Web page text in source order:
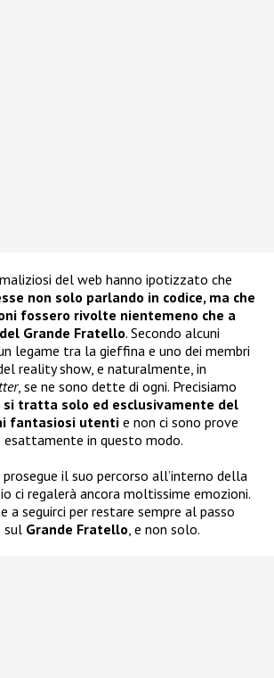
del web hanno ipotizzato che
non solo parlando in codice, ma che
fossero rivolte nientemeno che a
Grande Fratello. Secondo alcuni
legame tra la gieffina e uno dei membri
reality show, e naturalmente, in
, se ne sono dette di ogni. Precisiamo
si tratta solo ed esclusivamente del
fantasiosi utenti e non ci sono prove
esattamente in questo modo.
prosegue il suo percorso all’interno della
ci regalerà ancora moltissime emozioni.
seguirci per restare sempre al passo
sul Grande Fratello, e non solo.